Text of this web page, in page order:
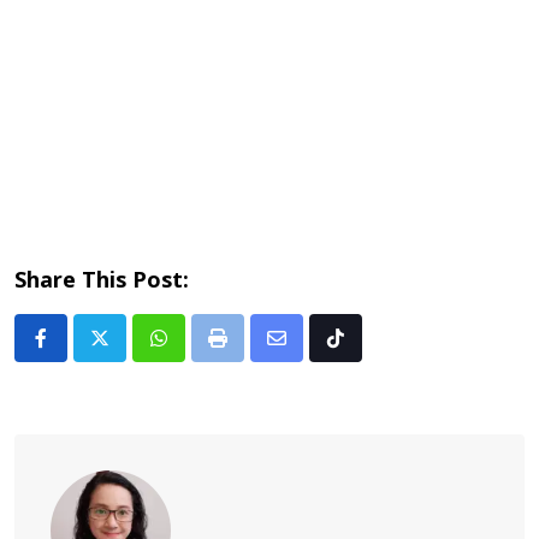
Share This Post:
Whatsapp
Print
Share Tiktok